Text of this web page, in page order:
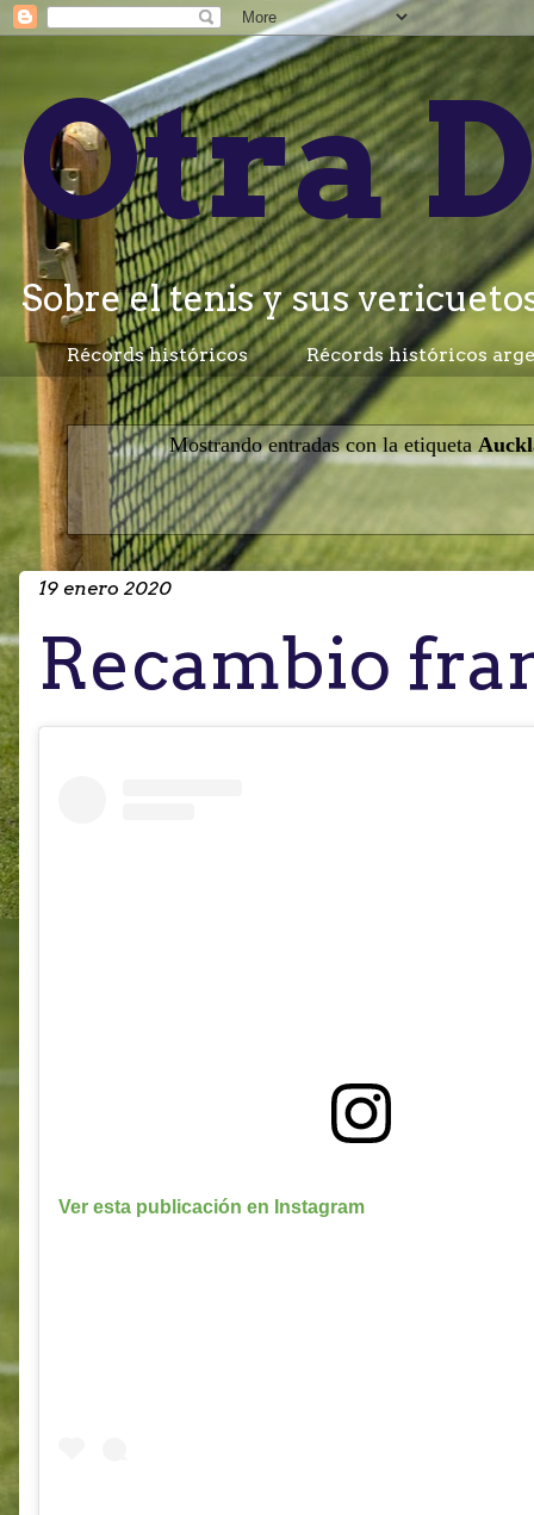
Otra
Sobre el tenis y sus
Récords históricos Récords históricos
Mostrando entradas con la etiqueta
19 enero 2020
Recambio
Ver esta publicación en Instagram